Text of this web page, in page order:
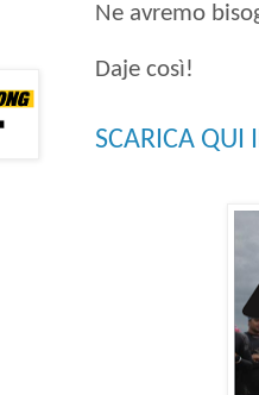
Ne avremo
Daje così!
SCARICA QUI